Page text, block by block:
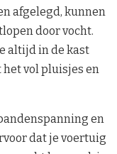
afgelegd, kunnen
door vocht.
altijd in de kast
vol pluisjes en
en
dat je voertuig